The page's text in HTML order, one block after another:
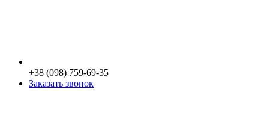
+38 (098) 759-69-35
Заказать звонок